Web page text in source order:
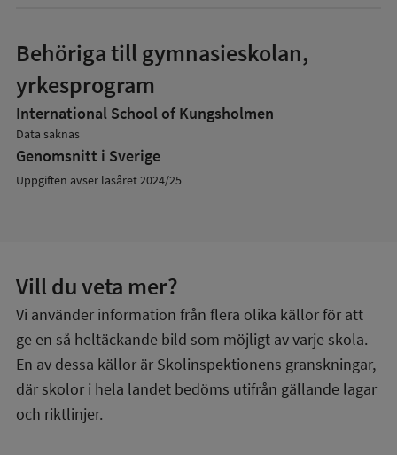
Behöriga till gymnasieskolan,
yrkesprogram
International School of Kungsholmen
Data saknas
Genomsnitt i Sverige
Uppgiften avser läsåret 2024/25
Vill du veta mer?
Vi använder information från flera olika källor för att
ge en så heltäckande bild som möjligt av varje skola.
En av dessa källor är Skolinspektionens granskningar,
där skolor i hela landet bedöms utifrån gällande lagar
och riktlinjer.